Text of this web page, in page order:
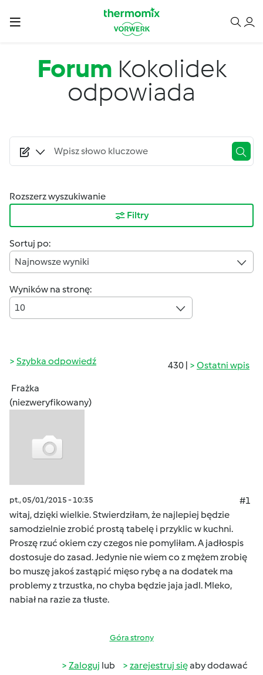
Forum Kokolidek
odpowiada
Rozszerz wyszukiwanie
Filtry
Sortuj po:
Najnowsze wyniki
Wyników na stronę:
10
430 | Ostatni wpis
Szybka odpowiedź
Frażka
(niezweryfikowany)
pt., 05/01/2015 - 10:35
#1
witaj, dzięki wielkie. Stwierdziłam, że najlepiej będzie
samodzielnie zrobić prostą tabelę i przyklic w kuchni.
Proszę rzuć okiem czy czegos nie pomyliłam. A jadłospis
dostosuje do zasad. Jedynie nie wiem co z mężem zrobię
bo muszę jakoś zastąpić mięso rybę a na dodatek ma
problemy z trzustka, no chyba będzie jaja jadl. Mleko,
nabiał na razie za tłuste.
Góra strony
Zaloguj lub zarejestruj sięaby dodawać